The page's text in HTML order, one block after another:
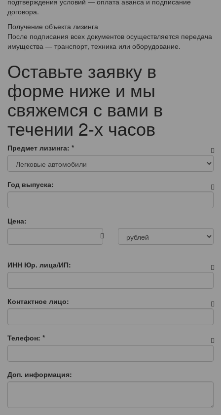
договора.
Получение объекта лизинга
После подписания всех документов осуществляется передача
имущества — транспорт, техника или оборудование.
Оставьте заявку в
форме ниже и мы
свяжемся с вами в
течении 2-х часов
Предмет лизинга: *
Год выпуска:
Цена:
ИНН Юр. лица/ИП:
Контактное лицо:
Телефон: *
Доп. информация: